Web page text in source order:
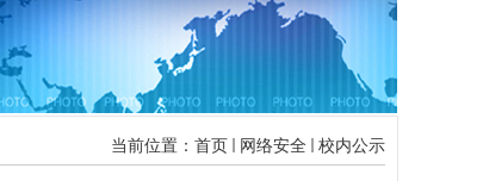
当前位置： 首页 网络安全 校内公示